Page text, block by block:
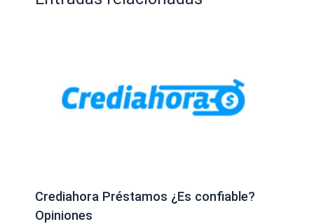
Crediahora Préstamos ¿Es confiable?
Opiniones